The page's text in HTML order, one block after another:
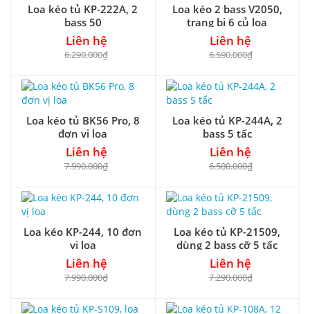
Loa kéo tủ KP-222A, 2
bass 50
Liên hệ
6.290.000₫
Loa kéo 2 bass V2050,
trang bị 6 củ loa
Liên hệ
6.590.000₫
Loa kéo tủ BK56 Pro, 8
đơn vị loa
Liên hệ
7.990.000₫
Loa kéo tủ KP-244A, 2
bass 5 tấc
Liên hệ
6.500.000₫
Loa kéo KP-244, 10 đơn
vị loa
Liên hệ
7.990.000₫
Loa kéo tủ KP-21509,
dùng 2 bass cỡ 5 tấc
Liên hệ
7.290.000₫